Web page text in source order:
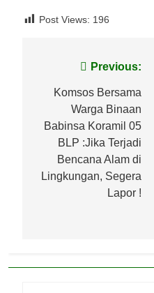
Post Views: 196
Navigasi
pos
Previous:
Komsos Bersama
Warga Binaan
Babinsa Koramil 05
BLP :Jika Terjadi
Bencana Alam di
Lingkungan, Segera
Lapor !